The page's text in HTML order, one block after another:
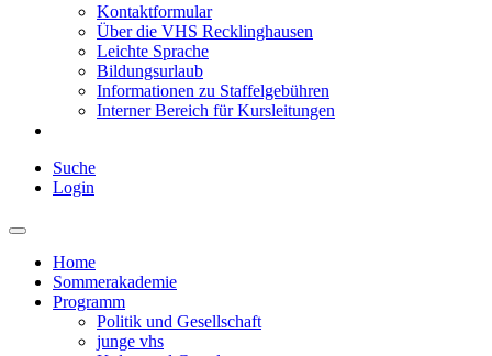
Kontaktformular
Über die VHS Recklinghausen
Leichte Sprache
Bildungsurlaub
Informationen zu Staffelgebühren
Interner Bereich für Kursleitungen
Suche
Login
Home
Sommerakademie
Programm
Politik und Gesellschaft
junge vhs